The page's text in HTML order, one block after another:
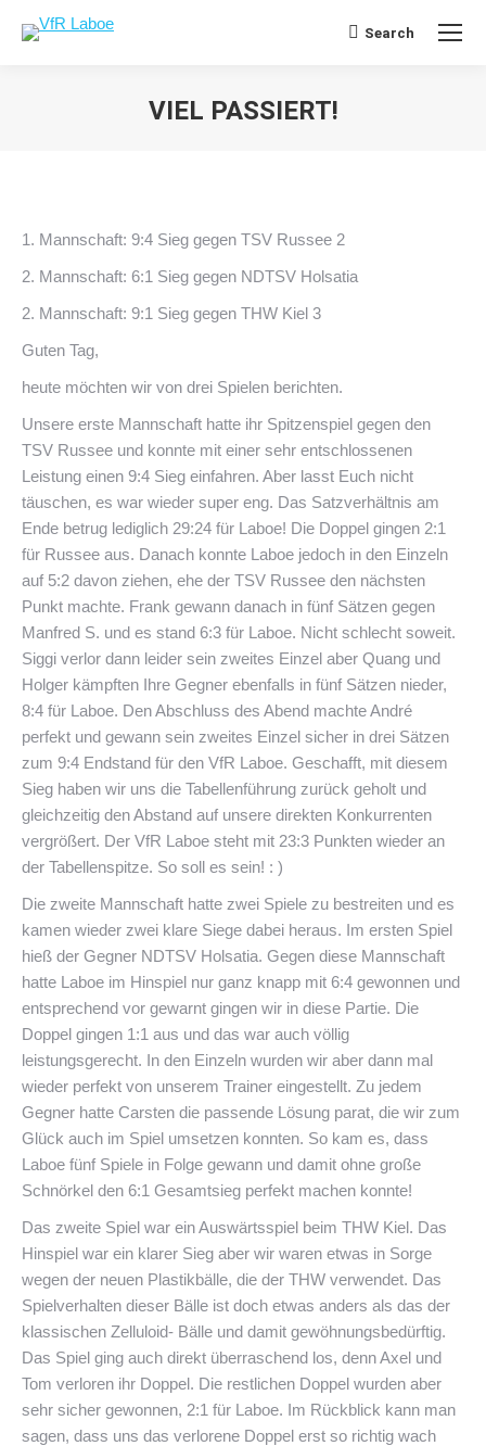
Search:
Search
VIEL PASSIERT!
1. Mannschaft: 9:4 Sieg gegen TSV Russee 2
2. Mannschaft: 6:1 Sieg gegen NDTSV Holsatia
2. Mannschaft: 9:1 Sieg gegen THW Kiel 3
Guten Tag,
heute möchten wir von drei Spielen berichten.
Unsere erste Mannschaft hatte ihr Spitzenspiel gegen den
TSV Russee und konnte mit einer sehr entschlossenen
Leistung einen 9:4 Sieg einfahren. Aber lasst Euch nicht
täuschen, es war wieder super eng. Das Satzverhältnis am
Ende betrug lediglich 29:24 für Laboe! Die Doppel gingen 2:1
für Russee aus. Danach konnte Laboe jedoch in den Einzeln
auf 5:2 davon ziehen, ehe der TSV Russee den nächsten
Punkt machte. Frank gewann danach in fünf Sätzen gegen
Manfred S. und es stand 6:3 für Laboe. Nicht schlecht soweit.
Siggi verlor dann leider sein zweites Einzel aber Quang und
Holger kämpften Ihre Gegner ebenfalls in fünf Sätzen nieder,
8:4 für Laboe. Den Abschluss des Abend machte André
perfekt und gewann sein zweites Einzel sicher in drei Sätzen
zum 9:4 Endstand für den VfR Laboe. Geschafft, mit diesem
Sieg haben wir uns die Tabellenführung zurück geholt und
gleichzeitig den Abstand auf unsere direkten Konkurrenten
vergrößert. Der VfR Laboe steht mit 23:3 Punkten wieder an
der Tabellenspitze. So soll es sein! : )
Die zweite Mannschaft hatte zwei Spiele zu bestreiten und es
kamen wieder zwei klare Siege dabei heraus. Im ersten Spiel
hieß der Gegner NDTSV Holsatia. Gegen diese Mannschaft
hatte Laboe im Hinspiel nur ganz knapp mit 6:4 gewonnen und
entsprechend vor gewarnt gingen wir in diese Partie. Die
Doppel gingen 1:1 aus und das war auch völlig
leistungsgerecht. In den Einzeln wurden wir aber dann mal
wieder perfekt von unserem Trainer eingestellt. Zu jedem
Gegner hatte Carsten die passende Lösung parat, die wir zum
Glück auch im Spiel umsetzen konnten. So kam es, dass
Laboe fünf Spiele in Folge gewann und damit ohne große
Schnörkel den 6:1 Gesamtsieg perfekt machen konnte!
Das zweite Spiel war ein Auswärtsspiel beim THW Kiel. Das
Hinspiel war ein klarer Sieg aber wir waren etwas in Sorge
wegen der neuen Plastikbälle, die der THW verwendet. Das
Spielverhalten dieser Bälle ist doch etwas anders als das der
klassischen Zelluloid- Bälle und damit gewöhnungsbedürftig.
Das Spiel ging auch direkt überraschend los, denn Axel und
Tom verloren ihr Doppel. Die restlichen Doppel wurden aber
sehr sicher gewonnen, 2:1 für Laboe. Im Rückblick kann man
sagen, dass uns das verlorene Doppel erst so richtig wach